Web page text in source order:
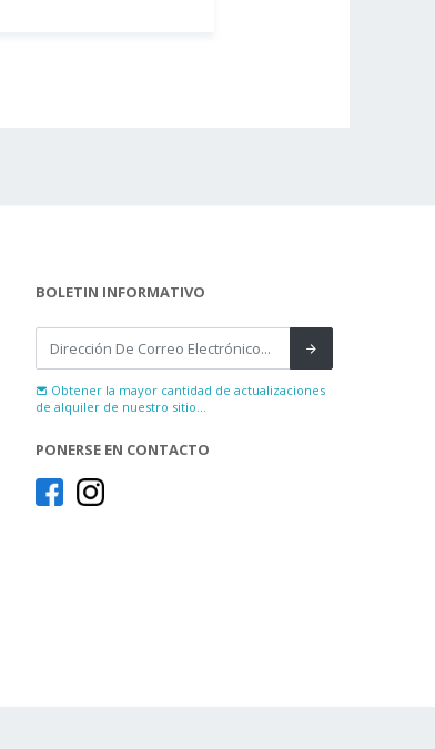
BOLETIN INFORMATIVO
Obtener la mayor cantidad de actualizaciones
de alquiler de nuestro sitio...
PONERSE EN CONTACTO